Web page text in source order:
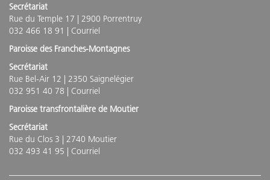
Secrétariat
Rue du Temple 17 | 2900 Porrentruy
032 466 18 91 | Courriel
Paroisse des Franches-Montagnes
Secrétariat
Rue Bel-Air 12 | 2350 Saignelégier
032 951 40 78 | Courriel
Paroisse transfrontalière de Moutier
Secrétariat
Rue du Clos 3 | 2740 Moutier
032 493 41 95 | Courriel